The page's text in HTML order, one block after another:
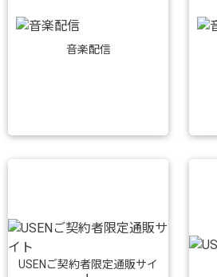
音楽配信
USENご契約者限定通販サイ